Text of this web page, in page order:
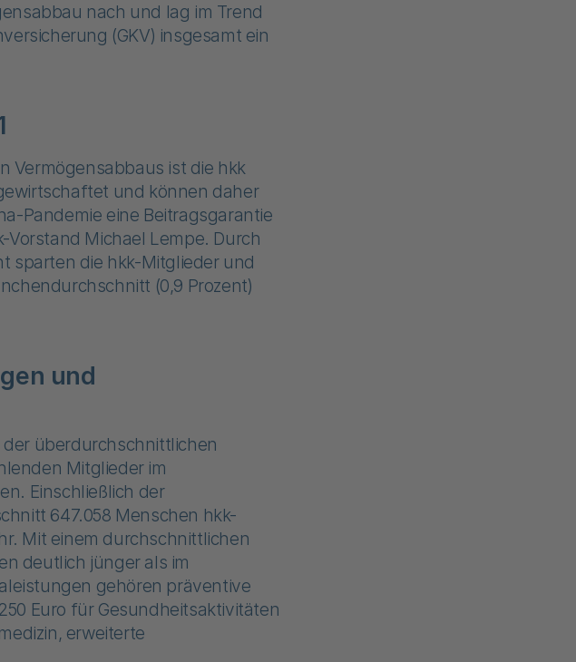
nach und lag im Trend
(GKV) insgesamt ein
Vermögensabbaus ist die hkk
und können daher
Pandemie eine Beitragsgarantie
Vorstand Michael Lempe. Durch
sparten die hkk-Mitglieder und
(0,9 Prozent)
und
überdurchschnittlichen
Mitglieder im
Einschließlich der
647.058 Menschen hkk-
Mit einem durchschnittlichen
deutlich jünger als im
gehören präventive
Euro für Gesundheitsaktivitäten
erweiterte